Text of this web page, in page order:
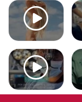
LIFTING